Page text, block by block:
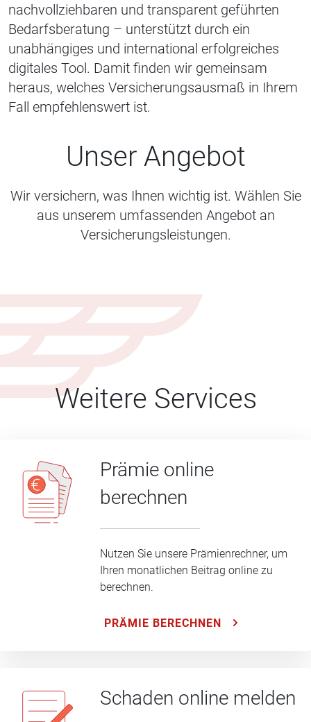
nachvollziehbaren und transparent geführten
Bedarfsberatung – unterstützt durch ein
unabhängiges und international erfolgreiches
digitales Tool. Damit finden wir gemeinsam
heraus, welches Versicherungsausmaß in Ihrem
Fall empfehlenswert ist.
Unser Angebot
Wir versichern, was Ihnen wichtig ist. Wählen Sie
aus unserem umfassenden Angebot an
Versicherungsleistungen.
Weitere Services
Prämie online
berechnen
Nutzen Sie unsere Prämienrechner, um
Ihren monatlichen Beitrag online zu
berechnen.
PRÄMIE BERECHNEN
Schaden online melden